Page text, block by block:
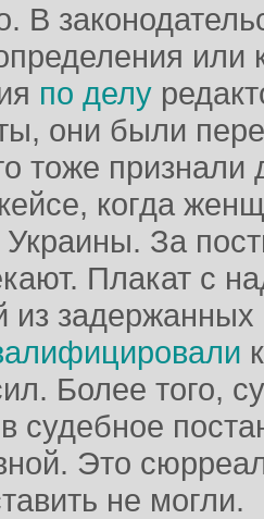
В
по делу
они были
тоже признали
когда
За
Плакат с
из задержанных
Более того,
судебное
Это
не могли.